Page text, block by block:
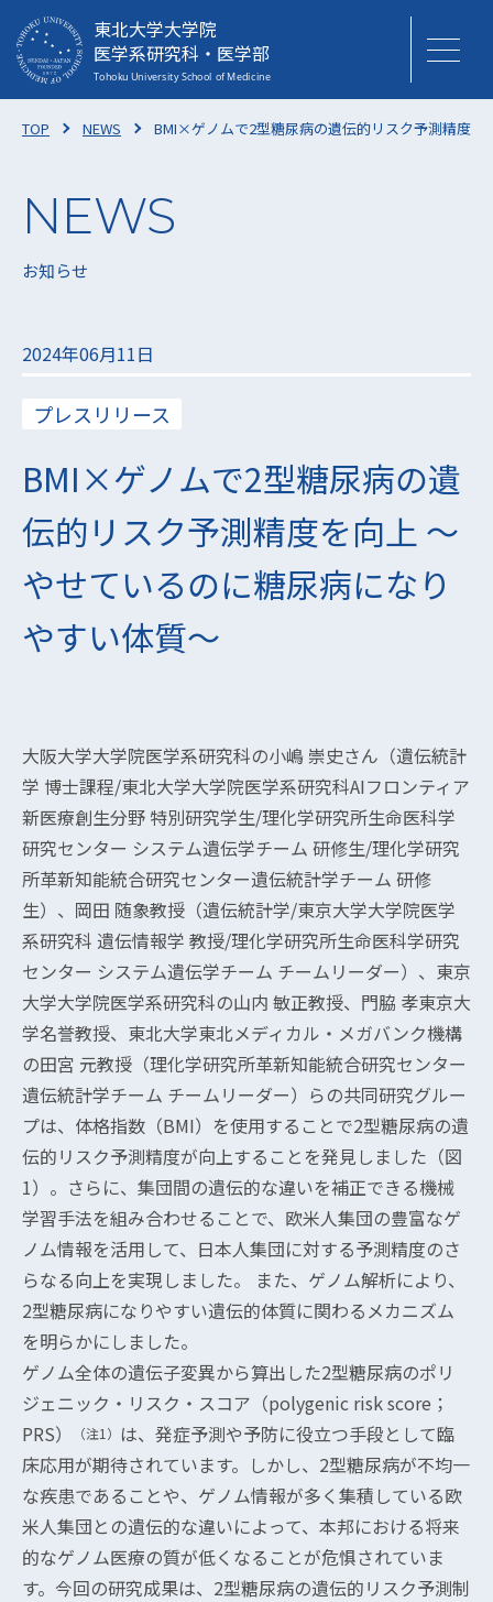
東北大学大学院
医学系研究科・医学部
TOP NEWS BMI×ゲノムで2型糖尿病の遺伝的リスク予測精度
お知らせ
2024年06月11日
プレスリリース
BMI×ゲノムで2型糖尿病の遺
伝的リスク予測精度を向上 〜
やせているのに糖尿病になり
やすい体質〜
大阪大学大学院医学系研究科の小嶋 崇史さん（遺伝統計
学 博士課程/東北大学大学院医学系研究科AIフロンティア
新医療創生分野 特別研究学生/理化学研究所生命医科学
研究センター システム遺伝学チーム 研修生/理化学研究
所革新知能統合研究センター遺伝統計学チーム 研修
生）、岡田 随象教授（遺伝統計学/東京大学大学院医学
系研究科 遺伝情報学 教授/理化学研究所生命医科学研究
センター システム遺伝学チーム チームリーダー）、東京
大学大学院医学系研究科の山内 敏正教授、門脇 孝東京大
学名誉教授、東北大学東北メディカル・メガバンク機構
の田宮 元教授（理化学研究所革新知能統合研究センター
遺伝統計学チーム チームリーダー）らの共同研究グルー
プは、体格指数（BMI）を使用することで2型糖尿病の遺
伝的リスク予測精度が向上することを発見しました（図
1）。さらに、集団間の遺伝的な違いを補正できる機械
学習手法を組み合わせることで、欧米人集団の豊富なゲ
ノム情報を活用して、日本人集団に対する予測精度のさ
らなる向上を実現しました。 また、ゲノム解析により、
2型糖尿病になりやすい遺伝的体質に関わるメカニズム
を明らかにしました。
ゲノム全体の遺伝子変異から算出した2型糖尿病のポリ
ジェニック・リスク・スコア（polygenic risk score；
PRS）
（注1） は、発症予測や予防に役立つ手段として臨
床応用が期待されています。しかし、2型糖尿病が不均一
な疾患であることや、ゲノム情報が多く集積している欧
米人集団との遺伝的な違いによって、本邦における将来
的なゲノム医療の質が低くなることが危惧されていま
す。今回の研究成果は、2型糖尿病の遺伝的リスク予測制